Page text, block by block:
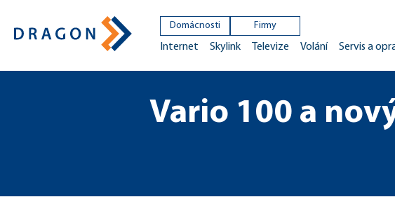
Domácnosti
Internet Skylink Televize Volání Servis a
Firmy
Vario 100 a